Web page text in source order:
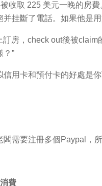
收取 225 美元一晚的房
挂斷了電話。如果他是
房，check out後被
？”
用卡和預付卡的好處是
需要注冊多個Paypal，
費